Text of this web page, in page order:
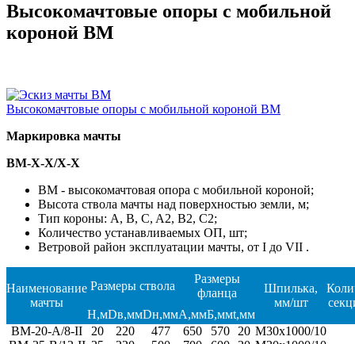
Высокомачтовые опоры с мобильной
короной ВМ
Высокомачтовые опоры с мобильной короной ВМ
Маркировка мачты
ВМ-X-Х/X-Х
ВМ - высокомачтовая опора с мобильной короной;
Высота ствола мачты над поверхностью земли, м;
Тип короны: A, B, C, A2, B2, C2;
Количество устанавливаемых ОП, шт;
Ветровой район эксплуатации мачты, от I до VII .
Наименование
мачты
Размеры ствола
Размеры
фланца
Шпилька,
мм/шт
H,мDв,ммDн,ммА,ммБ,ммt,мм
BM-20-A/8-II
20 220 477 650 570 20 М30х1000/10